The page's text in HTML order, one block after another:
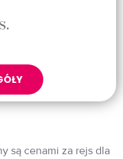
są cenami za rejs dla